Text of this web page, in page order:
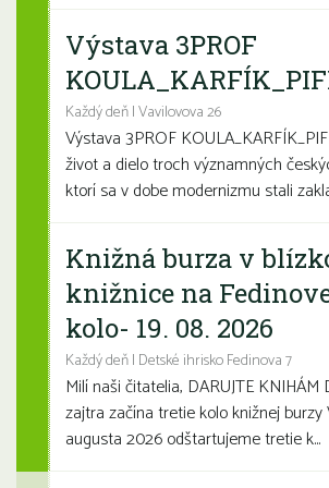
Výstava 3PROF
Každý deň | Vavilovova 26
Výstava 3PROF
život a dielo troch významných
ktorí sa v dobe modernizmu stali
Knižná burza v
knižnice na
kolo- 19. 08. 2026
Každý deň | Detské ihrisko Fedinova 7
Milí naši čitatelia, DARUJTE KNIHÁM
zajtra začína tretie kolo knižnej burzy
augusta 2026 odštartujeme tretie k...